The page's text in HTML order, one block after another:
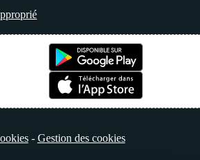
Gestion des cookies